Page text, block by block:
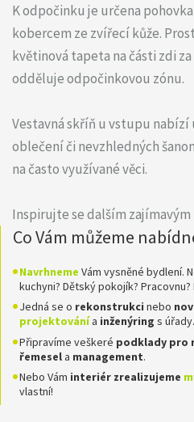
K odpočinku je určena
kobercem ze zvířecí kůže.
květinová tapeta na části zdi
odděluje odpočinkovou zónu.
Vestavná skříň u vstupu nabízí
oblečení či nevzhledných
na často využívané věci.
Inspirujte se dalším zajímavým
Co Vám můžeme
Navrhneme Vám vysněné bydlení.
kuchyni? Dětský pokojík? Pracovnu?
Jedná se o rekonstrukci nebo
projektovánía inženýring s úřady.
Připravíme veškeré podklady pro
řemesela management.
Nebo Vám interiér zrealizujeme
vlastní!